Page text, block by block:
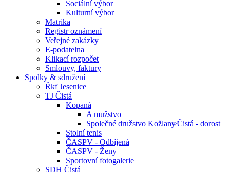
Sociální výbor
Kulturní výbor
Matrika
Registr oznámení
Veřejné zakázky
E-podatelna
Klikací rozpočet
Smlouvy, faktury
Spolky & sdružení
Řkf Jesenice
TJ Čistá
Kopaná
A mužstvo
Společné družstvo Kožlany⁄Čistá - dorost
Stolní tenis
ČASPV - Odbíjená
ČASPV - Ženy
Sportovní fotogalerie
SDH Čistá